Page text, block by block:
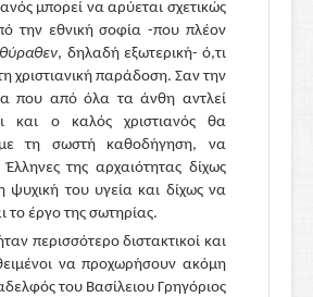
μπορεί να αρύεται σχετικώς
την εθνική σοφία -που πλέον
θύραθεν, δηλαδή εξωτερική- ό,τι
χριστιανική παράδοση. Σαν την
που από όλα τα άνθη αντλεί
και ο καλός χριστιανός θα
τη σωστή καθοδήγηση, να
της αρχαιότητας δίχως
ψυχική του υγεία και δίχως να
το έργο της σωτηρίας.
περισσότερο διστακτικοί και
να προχωρήσουν ακόμη
του Βασίλειου Γρηγόριος